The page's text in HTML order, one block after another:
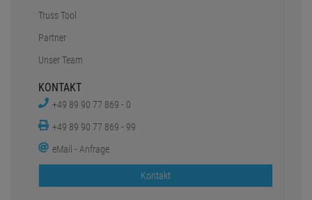
Truss Tool
Partner
Unser Team
KONTAKT
+49 89 90 77 869 - 0
+49 89 90 77 869 - 99
eMail - Anfrage
Kontakt